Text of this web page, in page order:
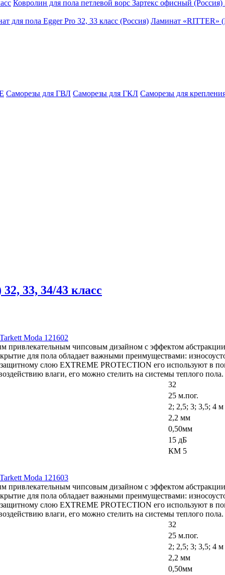
Ковролин для пола петлевой ворс Зартекс офисный (Россия)
для пола Egger Pro 32, 33 класс (Россия) Ламинат «RITTER»
Саморезы для ГВЛ Саморезы для ГКЛ Саморезы для
33, 34/43 класс
Moda 121602
привлекательным чипсовым дизайном с эффектом
для пола обладает важными преимуществами:
защитному слою EXTREME PROTECTION его используют в
влаги, его можно стелить на системы теплого пола.
32
25 м.пог.
2; 2,5; 3; 3,5; 4 м
2,2 мм
0,50мм
15 дБ
КМ 5
Moda 121603
привлекательным чипсовым дизайном с эффектом
для пола обладает важными преимуществами:
защитному слою EXTREME PROTECTION его используют в
влаги, его можно стелить на системы теплого пола.
32
25 м.пог.
2; 2,5; 3; 3,5; 4 м
2,2 мм
0,50мм